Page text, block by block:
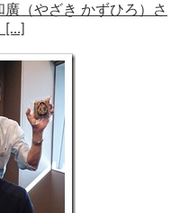
（やざき かずひろ）さ
[…]